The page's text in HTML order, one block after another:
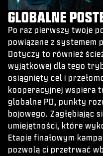
GLOBALNE
Po raz pierwszy twoje
powiązane z systemem
Dotyczy to również
wyjątkowej dla tego
osiągnięty cel i
kooperacyjnej wspiera
globalne PD, punkty
bojowego. Zagłębiając
umiejętności, które
Etapie finałowym
pozwolą ci przetrwać